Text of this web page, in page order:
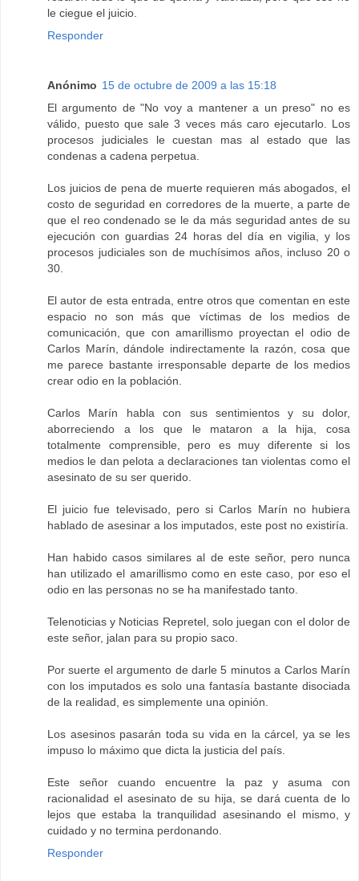
le ciegue el juicio.
Responder
Anónimo 15 de octubre de 2009 a las 15:18
El argumento de "No voy a mantener a un preso" no es
válido, puesto que sale 3 veces más caro ejecutarlo. Los
procesos judiciales le cuestan mas al estado que las
condenas a cadena perpetua.
Los juicios de pena de muerte requieren más abogados, el
costo de seguridad en corredores de la muerte, a parte de
que el reo condenado se le da más seguridad antes de su
ejecución con guardias 24 horas del día en vigilia, y los
procesos judiciales son de muchísimos años, incluso 20 o
30.
El autor de esta entrada, entre otros que comentan en este
espacio no son más que víctimas de los medios de
comunicación, que con amarillismo proyectan el odio de
Carlos Marín, dándole indirectamente la razón, cosa que
me parece bastante irresponsable departe de los medios
crear odio en la población.
Carlos Marín habla con sus sentimientos y su dolor,
aborreciendo a los que le mataron a la hija, cosa
totalmente comprensible, pero es muy diferente si los
medios le dan pelota a declaraciones tan violentas como el
asesinato de su ser querido.
El juicio fue televisado, pero si Carlos Marín no hubiera
hablado de asesinar a los imputados, este post no existiría.
Han habido casos similares al de este señor, pero nunca
han utilizado el amarillismo como en este caso, por eso el
odio en las personas no se ha manifestado tanto.
Telenoticias y Noticias Repretel, solo juegan con el dolor de
este señor, jalan para su propio saco.
Por suerte el argumento de darle 5 minutos a Carlos Marín
con los imputados es solo una fantasía bastante disociada
de la realidad, es simplemente una opinión.
Los asesinos pasarán toda su vida en la cárcel, ya se les
impuso lo máximo que dicta la justicia del país.
Este señor cuando encuentre la paz y asuma con
racionalidad el asesinato de su hija, se dará cuenta de lo
lejos que estaba la tranquilidad asesinando el mismo, y
cuidado y no termina perdonando.
Responder